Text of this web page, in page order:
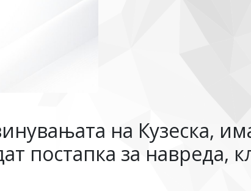
на Кузеска,
постапка за навреда,